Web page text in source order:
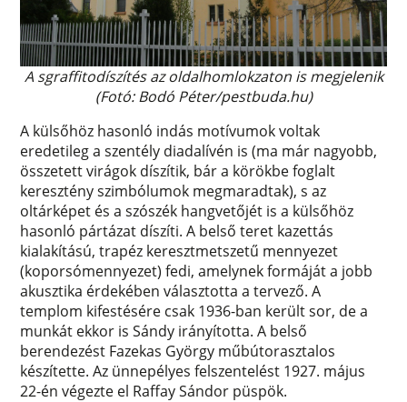
A sgraffitodíszítés az oldalhomlokzaton is megjelenik
(Fotó: Bodó Péter/pestbuda.hu)
A külsőhöz hasonló indás motívumok voltak
eredetileg a szentély diadalívén is (ma már nagyobb,
összetett virágok díszítik, bár a körökbe foglalt
keresztény szimbólumok megmaradtak), s az
oltárképet és a szószék hangvetőjét is a külsőhöz
hasonló pártázat díszíti. A belső teret kazettás
kialakítású, trapéz keresztmetszetű mennyezet
(koporsómennyezet) fedi, amelynek formáját a jobb
akusztika érdekében választotta a tervező. A
templom kifestésére csak 1936-ban került sor, de a
munkát ekkor is Sándy irányította. A belső
berendezést Fazekas György műbútorasztalos
készítette. Az ünnepélyes felszentelést 1927. május
22-én végezte el Raffay Sándor püspök.